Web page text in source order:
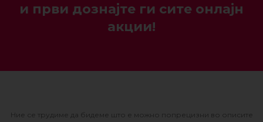
и први дознајте ги сите онлајн
акции!
Ние се трудиме да бидеме што е можно попрецизни во описите